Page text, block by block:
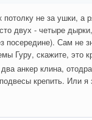
потолку не за ушки, а
двух - четыре
посередине). Сам не
Гуру, скажите, это
анкер клина,
крепить. Или я